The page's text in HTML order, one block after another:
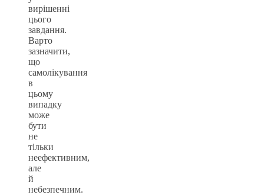
вирішенні
цього
завдання.
Варто
зазначити,
що
самолікування
в
цьому
випадку
може
бути
не
тільки
неефективним,
але
й
небезпечним.